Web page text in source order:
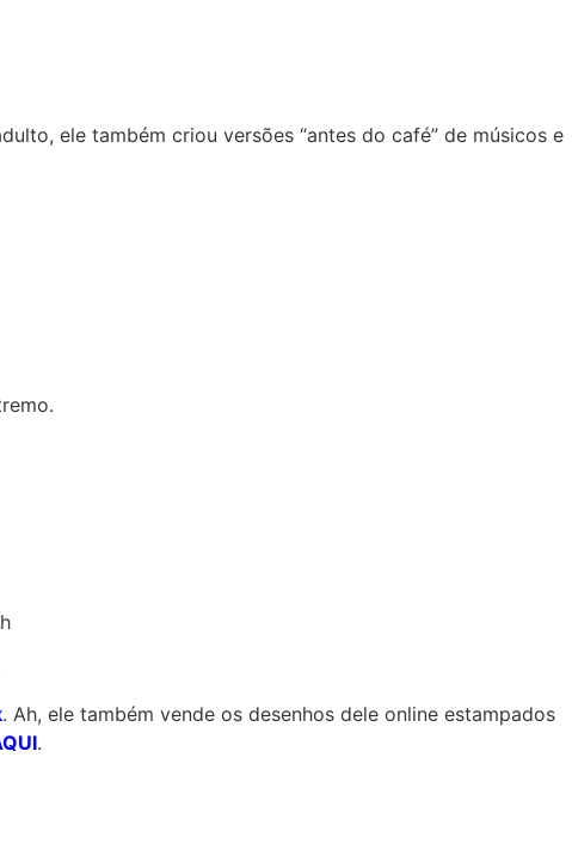
ele também criou versões “antes do café” de músicos e
. Ah, ele também vende os desenhos dele online estampados
.